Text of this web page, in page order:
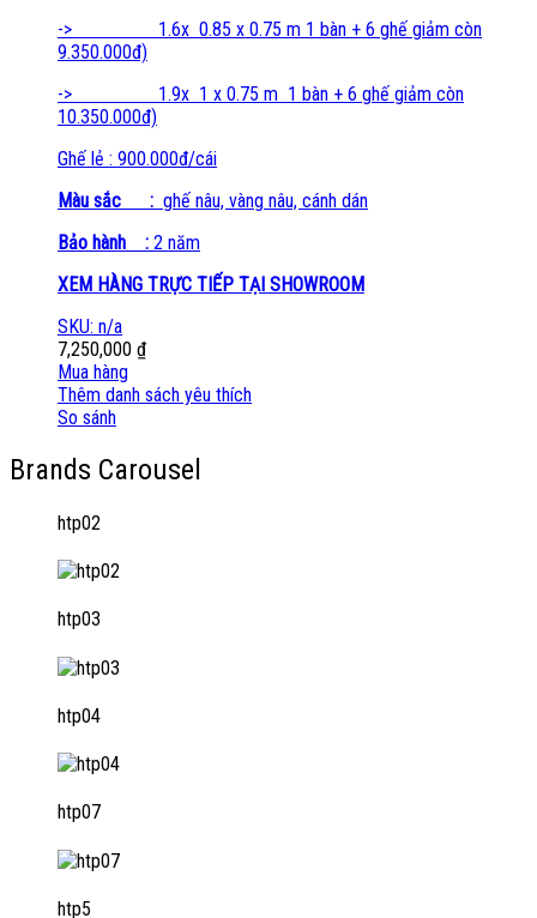
-> 1.6x 0.85 x 0.75 m 1 bàn + 6 ghế giảm còn
9.350.000đ)
-> 1.9x 1 x 0.75 m 1 bàn + 6 ghế giảm còn
10.350.000đ)
Ghế lẻ : 900.000đ/cái
Màu sắc : ghế nâu, vàng nâu, cánh dán
Bảo hành : 2 năm
XEM HÀNG TRỰC TIẾP TẠI SHOWROOM
SKU: n/a
7,250,000 ₫
Mua hàng
Thêm danh sách yêu thích
So sánh
Brands Carousel
htp02
htp03
htp04
htp07
htp5